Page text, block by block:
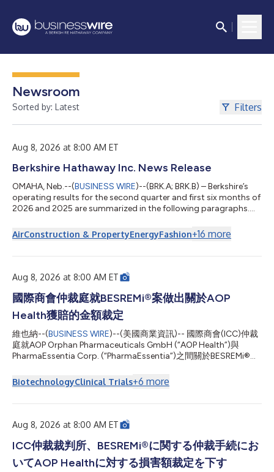
Newsroom
Sorted by: Latest Filters
Aug 8, 2026 at 8:00 AM ET
Berkshire Hathaway Inc. News Release
OMAHA, Neb.--(BUSINESS WIRE)--(BRK.A; BRK.B) – Berkshire’s
operating results for the second quarter and first six months of
2026 and 2025 are summarized in the following paragraphs.
which has been posted at www.berkshirehathaway.com. The
limited information that follows in this press release is not
subsidiaries for the second qu...
AirConstruction & PropertyEnergyFashion+16 more
Aug 8, 2026 at 8:00 AM ET
國際商會仲裁庭就BESREMi®案做出關於AOP
Health獲賠的金額裁定
維也納--(BUSINESS WIRE)--(美國商業資訊)-- 國際商會(ICC)仲裁
庭就AOP Orphan Pharmaceuticals GmbH (“AOP Health”)與
PharmaEssentia Corp. (“PharmaEssentia”)之間關於BESREMi®
定AOP Health獲得總計約1.12億歐元賠償。該裁定將AOP Health因
PharmaEssentia故意違約而提出的損害賠償請求金額確定為約
PharmaEssentia定價過高而多付之款項的補償。仲裁庭由此確
認，PharmaEssentia在上述年份中向AOP Health收取的費用存在
高達900%的超額加價。仲裁庭還確認，AOP Health有權將其欠付
PharmaEssentia的約1700萬歐元利潤分成款項，與其遠超該金額
的AOP Health損害賠償請求進行有效抵銷。...
BiotechnologyClinical Trials+6 more
Aug 8, 2026 at 8:00 AM ET
ICC仲裁裁判所、BESREMi®に関する仲裁手続にお
いてAOP Healthに対する損害額裁定を下す